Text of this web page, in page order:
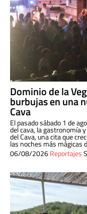
Dominio de la
burbujas en una
Cava
El pasado sábado 1 de
del cava, la gastronomía
del Cava, una cita que
las noches más mágicas
06/08/2026Reportajes